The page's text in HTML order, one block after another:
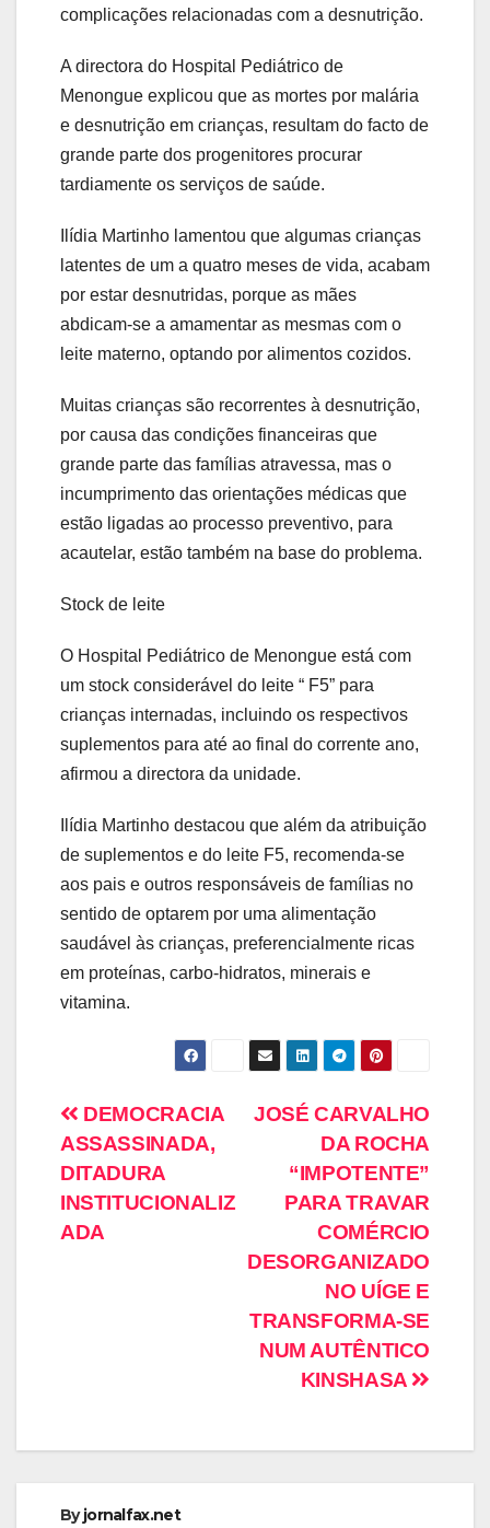
complicações relacionadas com a desnutrição.
A directora do Hospital Pediátrico de
Menongue explicou que as mortes por malária
e desnutrição em crianças, resultam do facto de
grande parte dos progenitores procurar
tardiamente os serviços de saúde.
Ilídia Martinho lamentou que algumas crianças
latentes de um a quatro meses de vida, acabam
por estar desnutridas, porque as mães
abdicam-se a amamentar as mesmas com o
leite materno, optando por alimentos cozidos.
Muitas crianças são recorrentes à desnutrição,
por causa das condições financeiras que
grande parte das famílias atravessa, mas o
incumprimento das orientações médicas que
estão ligadas ao processo preventivo, para
acautelar, estão também na base do problema.
Stock de leite
O Hospital Pediátrico de Menongue está com
um stock considerável do leite “ F5” para
crianças internadas, incluindo os respectivos
suplementos para até ao final do corrente ano,
afirmou a directora da unidade.
Ilídia Martinho destacou que além da atribuição
de suplementos e do leite F5, recomenda-se
aos pais e outros responsáveis de famílias no
sentido de optarem por uma alimentação
saudável às crianças, preferencialmente ricas
em proteínas, carbo-hidratos, minerais e
vitamina.
JOSÉ CARVALHO
DA ROCHA
“IMPOTENTE”
PARA TRAVAR
COMÉRCIO
DESORGANIZADO
NO UÍGE E
TRANSFORMA-SE
NUM AUTÊNTICO
KINSHASA
DEMOCRACIA
ASSASSINADA,
DITADURA
INSTITUCIONALIZ
ADA
Byjornalfax.net